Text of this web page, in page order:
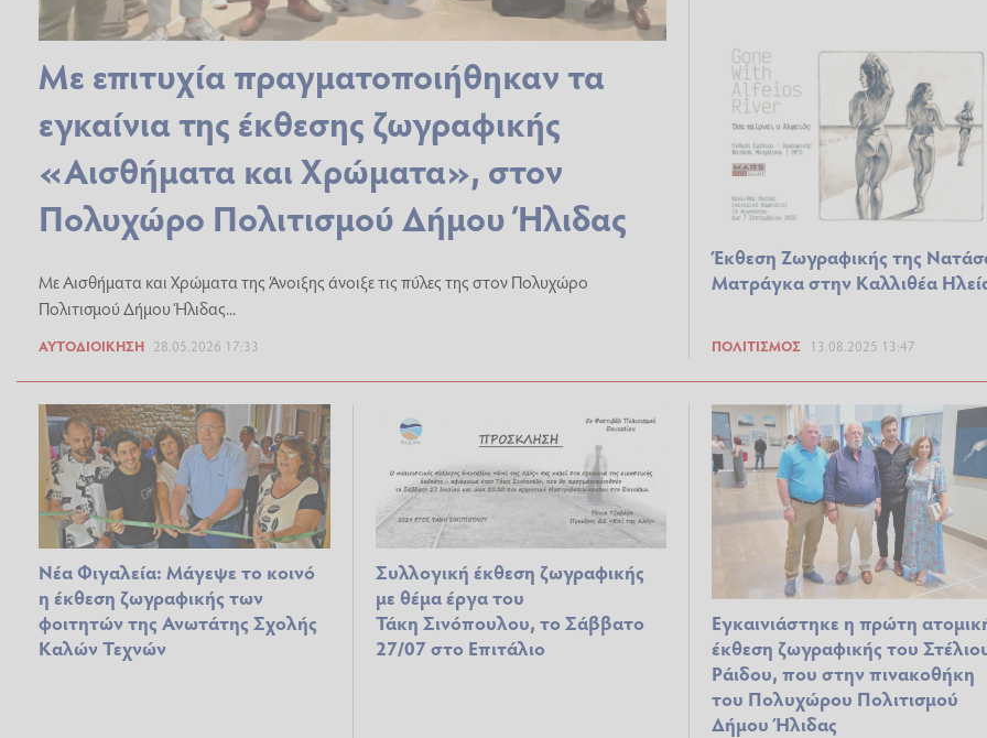
Με επιτυχία πραγματοποιήθηκαν τα
εγκαίνια της έκθεσης ζωγραφικής
«Αισθήματα και Χρώματα», στον
Πολυχώρο Πολιτισμού Δήμου Ήλιδας
Με Αισθήματα και Χρώματα της Άνοιξης άνοιξε τις πύλες της στον Πολυχώρο
Πολιτισμού Δήμου Ήλιδας...
ΑΥΤΟΔΙΟΊΚΗΣΗ 28.05.2026 17:33
Έκθεση Ζωγραφικής της
Ματράγκα στην Καλλιθέα
ΠΟΛΙΤΙΣΜΌΣ 13.08.2025 13:47
Νέα Φιγαλεία: Μάγεψε το κοινό
η έκθεση ζωγραφικής των
φοιτητών της Ανωτάτης Σχολής
Καλών Τεχνών
Συλλογική έκθεση ζωγραφικής
με θέμα έργα του
Τάκη Σινόπουλου, το Σάββατο
27/07 στο Επιτάλιο
Εγκαινιάστηκε η πρώτη
έκθεση ζωγραφικής του
Ράιδου, που στην πινακοθήκη
του Πολυχώρου Πολιτισμού
Δήμου Ήλιδας